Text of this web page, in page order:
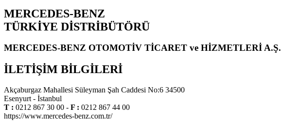
MERCEDES-BENZ
TÜRKİYE DİSTRİBÜTÖRÜ
MERCEDES-BENZ OTOMOTİV TİCARET ve HİZMETLERİ A.Ş.
İLETİŞİM BİLGİLERİ
Akçaburgaz Mahallesi Süleyman Şah Caddesi No:6 34500
Esenyurt - İstanbul
T : 0212 867 30 00 - F : 0212 867 44 00
https://www.mercedes-benz.com.tr/